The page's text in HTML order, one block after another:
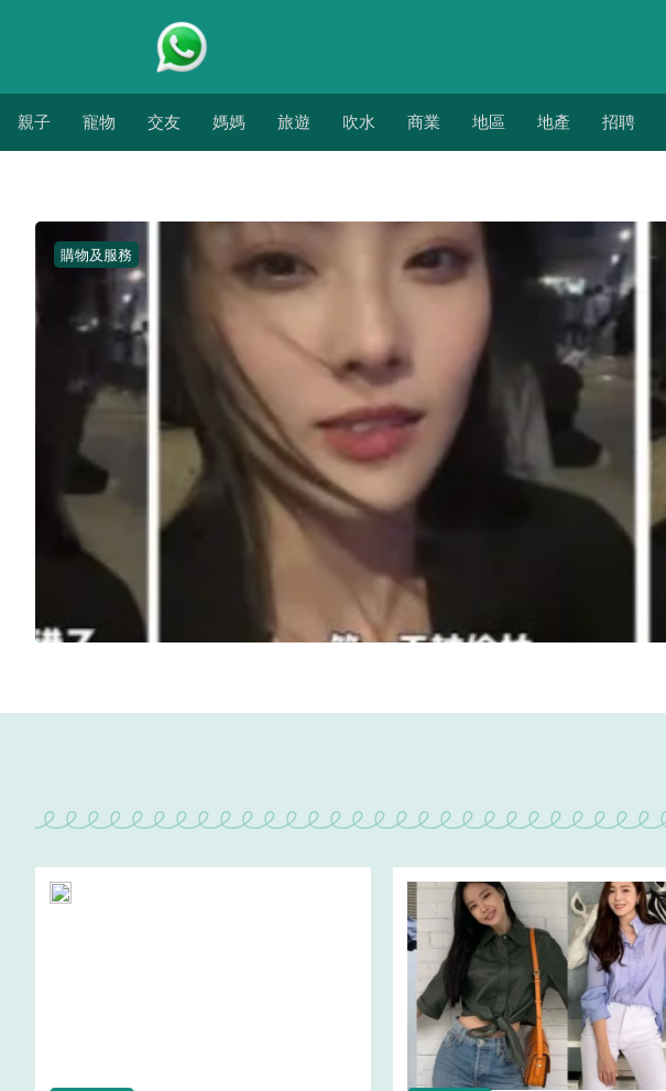
親子 寵物 交友 媽媽 旅遊 吹水 商業 地區 地產 招聘
購物及服務